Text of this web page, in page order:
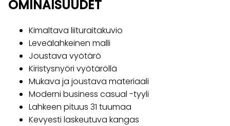
OMINAISUUDET
Kimaltava liituraitakuvio
Leveälahkeinen malli
Joustava vyötärö
Kiristysnyöri vyötäröllä
Mukava ja joustava materiaali
Moderni business casual -tyyli
Lahkeen pituus 31 tuumaa
Kevyesti laskeutuva kangas